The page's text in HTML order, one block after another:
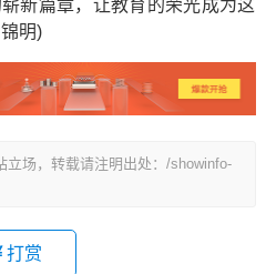
新篇章，让教育的荣光成为这
明)
场，转载请注明出处：/showinfo-
打赏